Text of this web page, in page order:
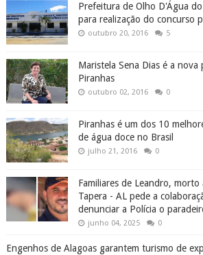
Prefeitura de Olho D'Água do
para realização do concurso
outubro 20, 2016 5
Maristela Sena Dias é a
Piranhas
outubro 02, 2016 0
Piranhas é um dos 10
de água doce no Brasil
julho 21, 2016 0
Familiares de Leandro, morto
Tapera - AL pede a
denunciar a Polícia o
junho 04, 2025 0
Engenhos de Alagoas garantem turismo de